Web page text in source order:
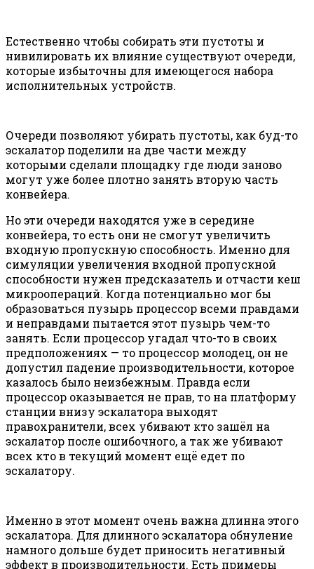
Естественно чтобы собирать эти пустоты и
нивилировать их влияние существуют очереди,
которые избыточны для имеющегося набора
исполнительных устройств.
Очереди позволяют убирать пустоты, как буд-то
эскалатор поделили на две части между
которыми сделали площадку где люди заново
могут уже более плотно занять вторую часть
конвейера.
Но эти очереди находятся уже в середине
конвейера, то есть они не смогут увеличить
входную пропускную способность. Именно для
симуляции увеличения входной пропускной
способности нужен предсказатель и отчасти кеш
микроопераций. Когда потенциально мог бы
образоваться пузырь процессор всеми правдами
и неправдами пытается этот пузырь чем-то
занять. Если процессор угадал что-то в своих
предположениях — то процессор молодец, он не
допустил падение производительности, которое
казалось было неизбежным. Правда если
процессор оказывается не прав, то на платформу
станции внизу эскалатора выходят
правохранители, всех убивают кто зашёл на
эскалатор после ошибочного, а так же убивают
всех кто в текущий момент ещё едет по
эскалатору.
Именно в этот момент очень важна длинна этого
эскалатора. Для длинного эскалатора обнуление
намного дольше будет приносить негативный
эффект в производительности. Есть примеры